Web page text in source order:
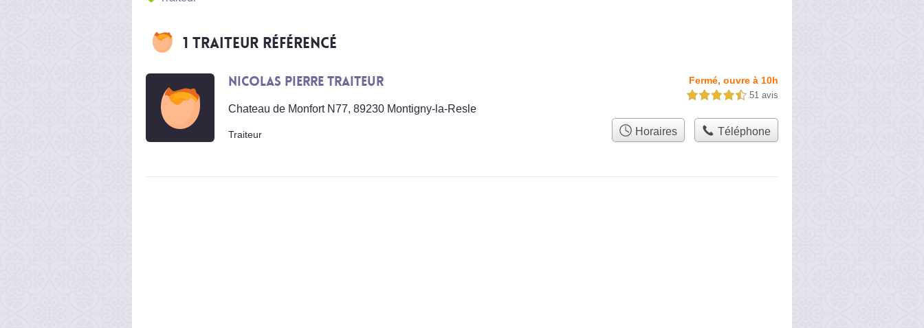
1 traiteur référencé
Nicolas PIERRE Traiteur
Chateau de Monfort N77, 89230 Montigny-la-Resle
Fermé, ouvre à 10h
4,5 étoiles sur 5 51 avis
Traiteur Horaires Téléphone